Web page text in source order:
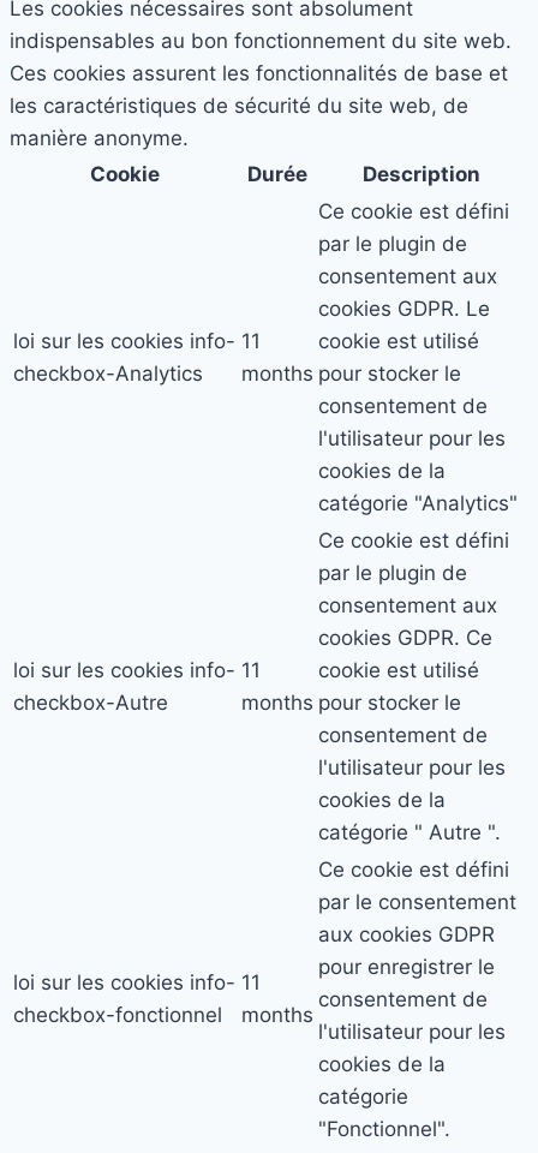
Les cookies nécessaires sont absolument
indispensables au bon fonctionnement du site web.
Ces cookies assurent les fonctionnalités de base et
les caractéristiques de sécurité du site web, de
manière anonyme.
Cookie
Durée Description
loi sur les cookies info-
checkbox-Analytics
11
months
Ce cookie est défini
par le plugin de
consentement aux
cookies GDPR. Le
cookie est utilisé
pour stocker le
consentement de
l'utilisateur pour les
cookies de la
catégorie "Analytics"
loi sur les cookies info-
checkbox-Autre
11
months
Ce cookie est défini
par le plugin de
consentement aux
cookies GDPR. Ce
cookie est utilisé
pour stocker le
consentement de
l'utilisateur pour les
cookies de la
catégorie " Autre ".
loi sur les cookies info-
checkbox-fonctionnel
11
months
Ce cookie est défini
par le consentement
aux cookies GDPR
pour enregistrer le
consentement de
l'utilisateur pour les
cookies de la
catégorie
"Fonctionnel".